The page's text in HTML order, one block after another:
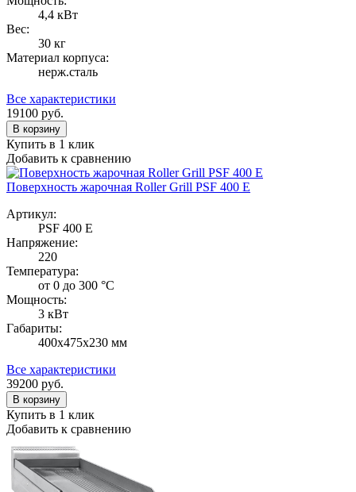
4,4 кВт
Вес:
30 кг
Материал корпуса:
нерж.сталь
Все характеристики
19100 руб.
В корзину
Купить в 1 клик
Добавить к сравнению
Поверхность жарочная Roller Grill PSF 400 E
Артикул:
PSF 400 E
Напряжение:
220
Температура:
от 0 до 300 °С
Мощность:
3 кВт
Габариты:
400х475х230 мм
Все характеристики
39200 руб.
В корзину
Купить в 1 клик
Добавить к сравнению